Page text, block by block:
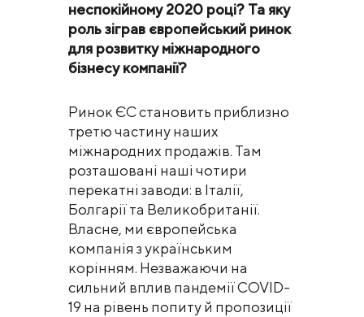
неспокійному 2020 році? Та яку
роль зіграв європейський ринок
для розвитку міжнародного
бізнесу компанії?
Ринок ЄС становить приблизно
третю частину наших
міжнародних продажів. Там
розташовані наші чотири
перекатні заводи: в Італії,
Болгарії та Великобританії.
Власне, ми європейська
компанія з українським
корінням. Незважаючи на
сильний вплив пандемії СOVID-
19 на рівень попиту й пропозиції